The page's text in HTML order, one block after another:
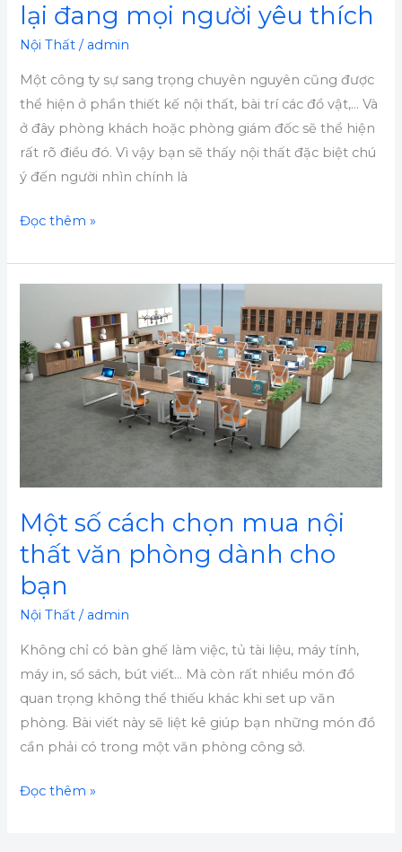
lại đang mọi người yêu thích
Nội Thất / admin
Một công ty sự sang trọng chuyên nguyên cũng được
thể hiện ở phần thiết kế nội thất, bài trí các đồ vật,… Và
ở đây phòng khách hoặc phòng giám đốc sẽ thể hiện
rất rõ điều đó. Vì vậy bạn sẽ thấy nội thất đặc biệt chú
ý đến người nhìn chính là
Đọc thêm »
Một số cách chọn mua nội
thất văn phòng dành cho
bạn
Nội Thất / admin
Không chỉ có bàn ghế làm việc, tủ tài liệu, máy tính,
máy in, sổ sách, bút viết… Mà còn rất nhiều món đồ
quan trọng không thể thiếu khác khi set up văn
phòng. Bài viết này sẽ liệt kê giúp bạn những món đồ
cần phải có trong một văn phòng công sở.
cách
chọn
phòng
dành
cho
bạn
Đọc thêm »